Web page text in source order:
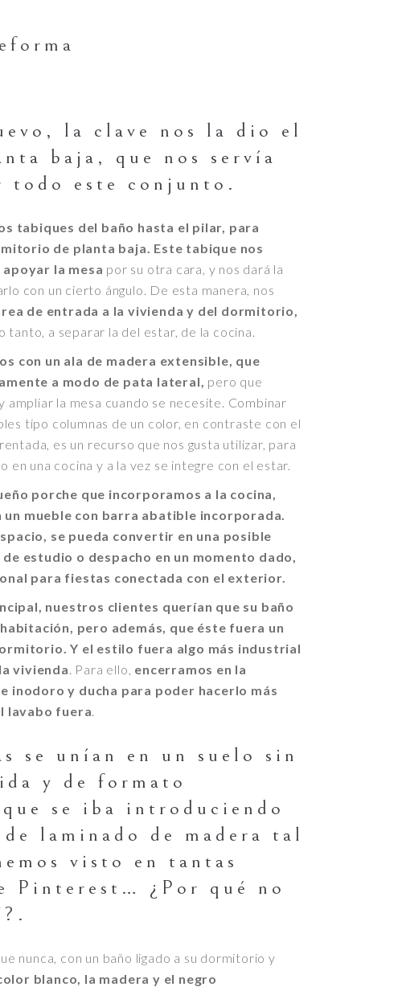
la clave nos la dio el
baja, que nos servía
todo este conjunto.
tabiques del baño hasta el pilar, para
de planta baja. Este tabique nos
la mesa por su otra cara, y nos dará la
con un cierto ángulo. De esta manera, nos
de entrada a la vivienda y del dormitorio,
tanto, a separar la del estar, de la cocina.
con un ala de madera extensible, que
a modo de pata lateral, pero que
la mesa cuando se necesite. Combinar
tipo columnas de un color, en contraste con el
es un recurso que nos gusta utilizar, para
en una cocina y a la vez se integre con el estar.
porche que incorporamos a la cocina,
un mueble con barra abatible incorporada.
se pueda convertir en una posible
estudio o despacho en un momento dado,
para fiestas conectada con el exterior.
nuestros clientes querían que su baño
pero además, que éste fuera un
Y el estilo fuera algo más industrial
vivienda. Para ello, encerramos en la
inodoro y ducha para poder hacerlo más
lavabo fuera.
se unían en un suelo sin
y de formato
se iba introduciendo
laminado de madera tal
visto en tantas
Pinterest… ¿Por qué no
nunca, con un baño ligado a su dormitorio y
blanco, la madera y el negro